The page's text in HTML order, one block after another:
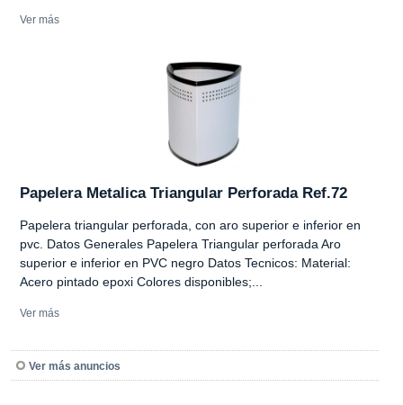
Ver más
Papelera Metalica Triangular Perforada Ref.72
Papelera triangular perforada, con aro superior e inferior en
pvc. Datos Generales Papelera Triangular perforada Aro
superior e inferior en PVC negro Datos Tecnicos: Material:
Acero pintado epoxi Colores disponibles;...
Ver más
Ver más anuncios